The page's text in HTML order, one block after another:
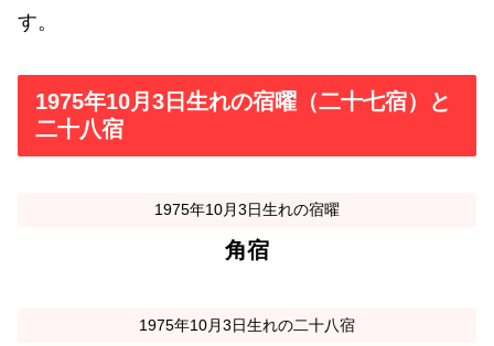
す。
1975年10月3日生れの宿曜（二十七宿）と
二十八宿
1975年10月3日生れの宿曜
角宿
1975年10月3日生れの二十八宿